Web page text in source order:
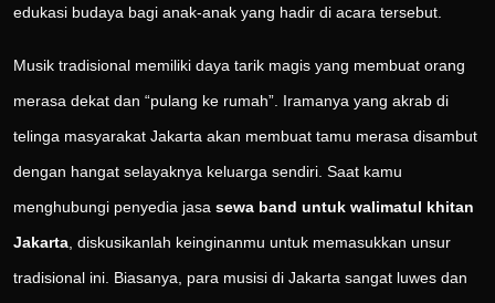
edukasi budaya bagi anak-anak yang hadir di acara tersebut.
Musik tradisional memiliki daya tarik magis yang membuat orang
merasa dekat dan “pulang ke rumah”. Iramanya yang akrab di
telinga masyarakat Jakarta akan membuat tamu merasa disambut
dengan hangat selayaknya keluarga sendiri. Saat kamu
menghubungi penyedia jasa sewa band untuk walimatul khitan
Jakarta , diskusikanlah keinginanmu untuk memasukkan unsur
tradisional ini. Biasanya, para musisi di Jakarta sangat luwes dan